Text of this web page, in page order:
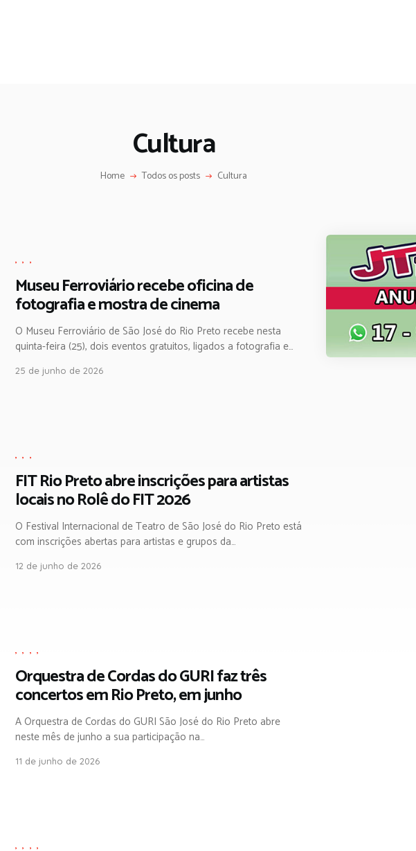
Cultura
Home Todos os posts Cultura
Museu Ferroviário recebe oficina de
fotografia e mostra de cinema
O Museu Ferroviário de São José do Rio Preto recebe nesta
quinta-feira (25), dois eventos gratuitos, ligados a fotografia e…
25 de junho de 2026
FIT Rio Preto abre inscrições para artistas
locais no Rolê do FIT 2026
O Festival Internacional de Teatro de São José do Rio Preto está
com inscrições abertas para artistas e grupos da…
12 de junho de 2026
,, ,,
Orquestra de Cordas do GURI faz três
concertos em Rio Preto, em junho
A Orquestra de Cordas do GURI São José do Rio Preto abre
neste mês de junho a sua participação na…
11 de junho de 2026
,, ,,